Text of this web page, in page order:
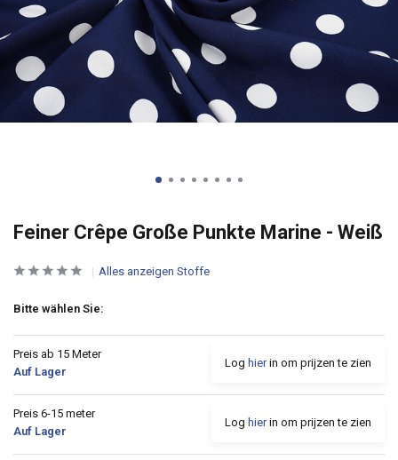
Feiner Crêpe Große Punkte Marine - Weiß
Alles anzeigen Stoffe
Bitte wählen Sie:
Preis ab 15 Meter
Auf Lager
Log hierin om prijzen te zien
Preis 6-15 meter
Auf Lager
Log hierin om prijzen te zien